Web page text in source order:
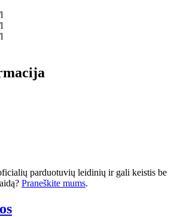
parduotuvių leidinių ir gali keistis be
Praneškite mums.